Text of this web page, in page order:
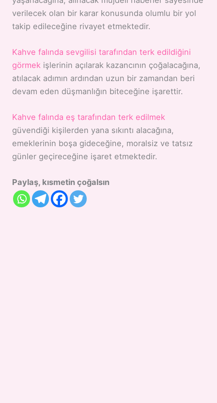
verilecek olan bir karar konusunda olumlu bir yol
takip edileceğine rivayet etmektedir.
Kahve falında sevgilisi tarafından terk edildiğini
görmek işlerinin açılarak kazancının çoğalacağına,
atılacak adımın ardından uzun bir zamandan beri
devam eden düşmanlığın biteceğine işarettir.
Kahve falında eş tarafından terk edilmek
güvendiği kişilerden yana sıkıntı alacağına,
emeklerinin boşa gideceğine, moralsiz ve tatsız
günler geçireceğine işaret etmektedir.
Paylaş, kısmetin çoğalsın